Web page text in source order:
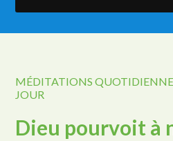
MÉDITATIONS
JOUR
Dieu pourvoit à